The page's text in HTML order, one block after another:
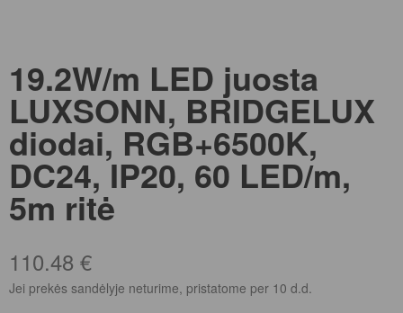
19.2W/m LED juosta
LUXSONN, BRIDGELUX
diodai, RGB+6500K,
DC24, IP20, 60 LED/m,
5m ritė
110.48 €
Jei prekės sandėlyje neturime, pristatome per 10 d.d.